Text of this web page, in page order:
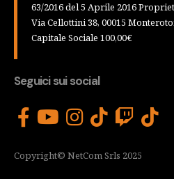
63/2016 del 5 Aprile 2016
Via Cellottini 38, 00015
Capitale Sociale 100,00€
Seguici sui social
Copyright© NetCom Srls 2025